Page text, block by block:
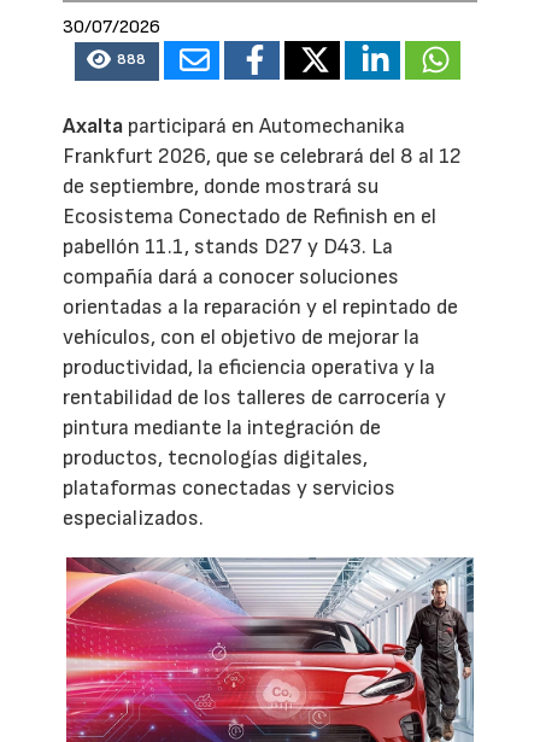
30/07/2026
888
Axalta participará en Automechanika
Frankfurt 2026, que se celebrará del 8 al 12
de septiembre, donde mostrará su
Ecosistema Conectado de Refinish en el
pabellón 11.1, stands D27 y D43. La
compañía dará a conocer soluciones
orientadas a la reparación y el repintado de
vehículos, con el objetivo de mejorar la
productividad, la eficiencia operativa y la
rentabilidad de los talleres de carrocería y
pintura mediante la integración de
productos, tecnologías digitales,
plataformas conectadas y servicios
especializados.